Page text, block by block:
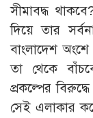
সীমাবদ্ধ
দিয়ে তার
বাংলাদেশ
তা থেকে
প্রকল্পের
সেই এলাকার